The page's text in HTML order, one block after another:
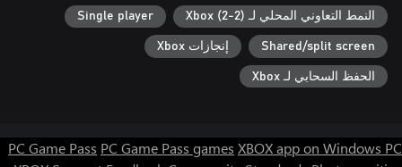
النمط التعاوني المحلي لـ Xbox (2-2) Single player
Shared/split screen إنجازات Xbox
الحفظ السحابي لـ Xbox
PC Game Pass PC Game Pass games XBOX app on Windows PC